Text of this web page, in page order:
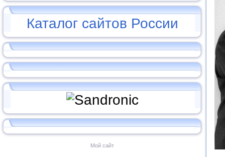
Каталог сайтов России
Мой сайт